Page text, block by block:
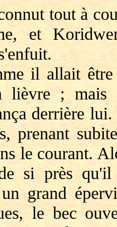
tout à
et
il allait être
lièvre ; mais
derrière
prenant
le courant.
si près qu'il
grand
le bec